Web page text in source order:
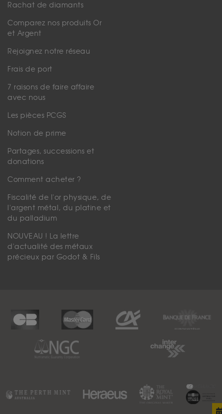
Rachat de diamants
Comparez nos produits Or
et Argent
Rejoignez notre réseau
Frais de port
7 raisons de faire affaire
avec nous
Les pièces PCGS
Notion de prime
Partages, successions et
donations
Comment acheter ?
Fiscalité de l'or physique, de
l'argent métal, du platine et
du palladium
NOUVEAU ! La lettre
d'actualité des métaux
précieux par Godot & Fils